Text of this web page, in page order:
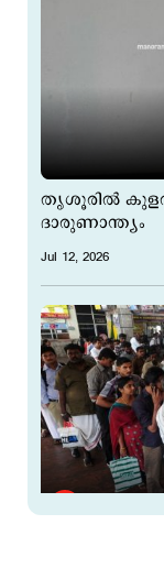
തൃശൂരില്‍
ദാരുണാന്ത്യം
Jul 12, 2026